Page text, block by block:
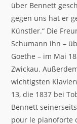
über Bennett
gegen uns hat er
Künstler.“ Die
Schumann ihn –
Goethe – im Mai
Zwickau.
wichtigsten
13, die 1837 bei
Bennett
pour le pianoforte